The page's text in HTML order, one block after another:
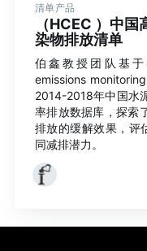
清单产品
（HCEC ）中
染物排放清单
伯鑫教授团队基
emissions
2014-2018年中国水
率排放数据库，探索
排放的缓解效果，评
同减排潜力。